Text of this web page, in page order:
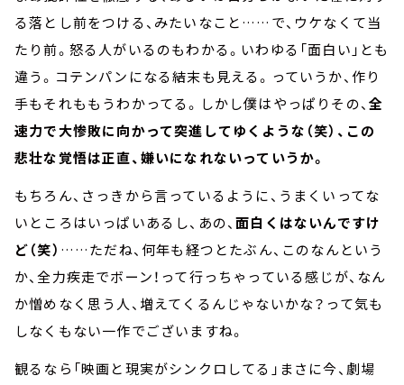
る落とし前をつける、みたいなこと……で、ウケなくて当
たり前。怒る人がいるのもわかる。いわゆる「面白い」とも
違う。コテンパンになる結末も見える。っていうか、作り
手もそれももうわかってる。しかし僕はやっぱりその、全
速力で大惨敗に向かって突進してゆくような（笑）、この
悲壮な覚悟は正直、嫌いになれないっていうか。
もちろん、さっきから言っているように、うまくいってな
いところはいっぱいあるし、あの、面白くはないんですけ
ど（笑） ……ただね、何年も経つとたぶん、このなんという
か、全力疾走でボーン！って行っちゃっている感じが、なん
か憎めなく思う人、増えてくるんじゃないかな？って気も
しなくもない一作でございますね。
観るなら「映画と現実がシンクロしてる」まさに今、劇場